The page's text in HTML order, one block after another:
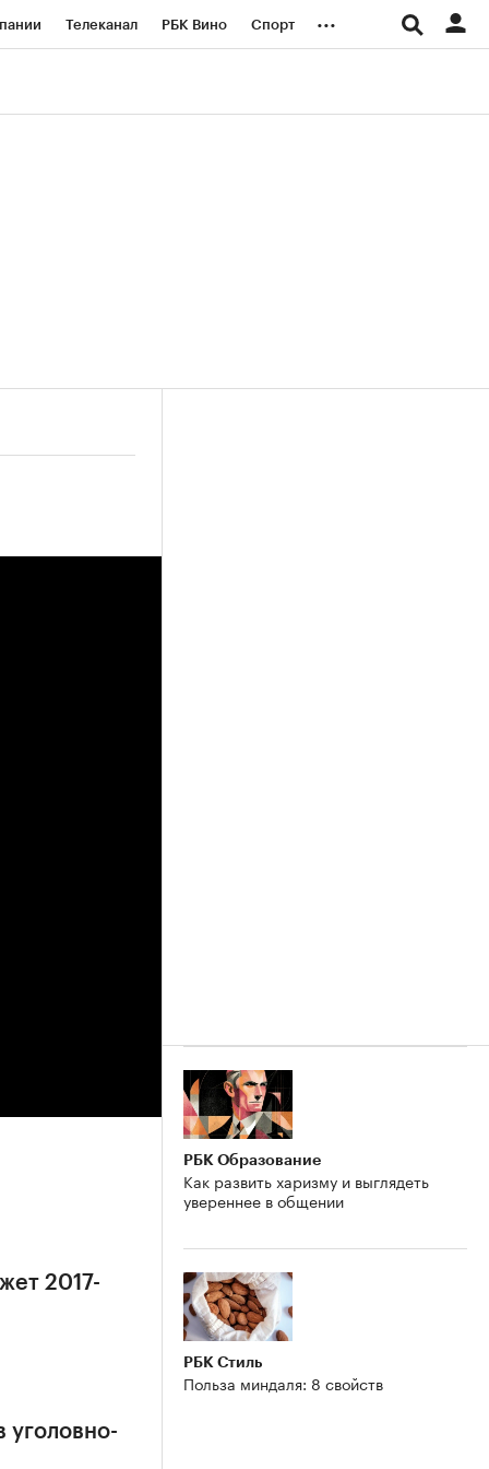
Телеканал РБК Вино Спорт ...
2017-
уголовно-
РБК Образование
Как развить харизму и выглядеть
увереннее в общении
РБК Стиль
Польза миндаля: 8 свойств